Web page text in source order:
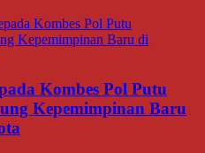
Kombes Pol Putu
Kepemimpinan Baru